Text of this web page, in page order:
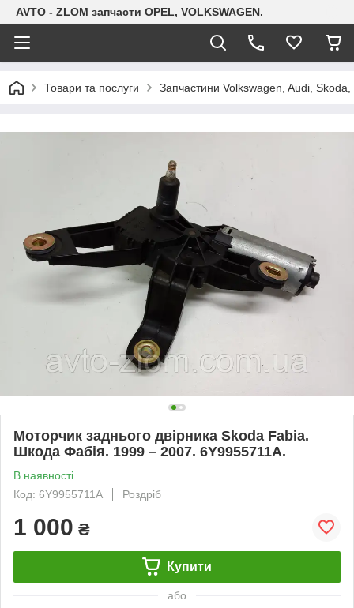
AVTO - ZLOM запчасти OPEL, VOLKSWAGEN.
Товари та послуги Запчастини Volkswagen, Audi, Skoda,
Моторчик заднього двірника Skoda Fabia.
Шкода Фабія. 1999 – 2007. 6Y9955711A.
В наявності
Код: 6Y9955711A
Роздріб
1 000 ₴
Купити
або